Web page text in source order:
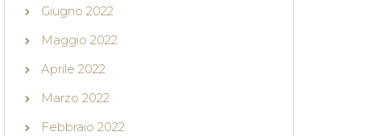
Giugno 2022
Maggio 2022
Aprile 2022
Marzo 2022
Febbraio 2022